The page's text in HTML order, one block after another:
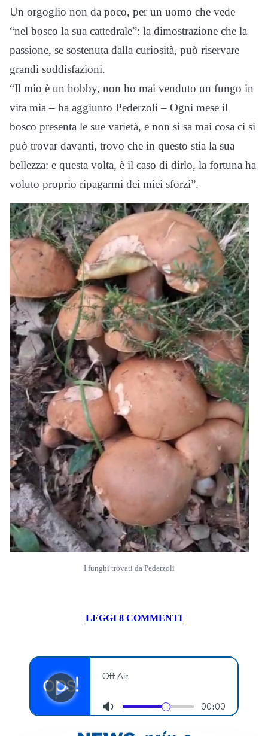
Un orgoglio non da poco, per un uomo che vede
“nel bosco la sua cattedrale”: la dimostrazione che la
passione, se sostenuta dalla curiosità, può riservare
grandi soddisfazioni.
“Il mio è un hobby, non ho mai venduto un fungo in
vita mia – ha aggiunto Pederzoli – Ogni mese il
bosco presenta le sue varietà, e non si sa mai cosa ci si
può trovar davanti, trovo che in questo stia la sua
bellezza: e questa volta, è il caso di dirlo, la fortuna ha
voluto proprio ripagarmi dei miei sforzi”.
I funghi trovati da Pederzoli
LEGGI 8 COMMENTI